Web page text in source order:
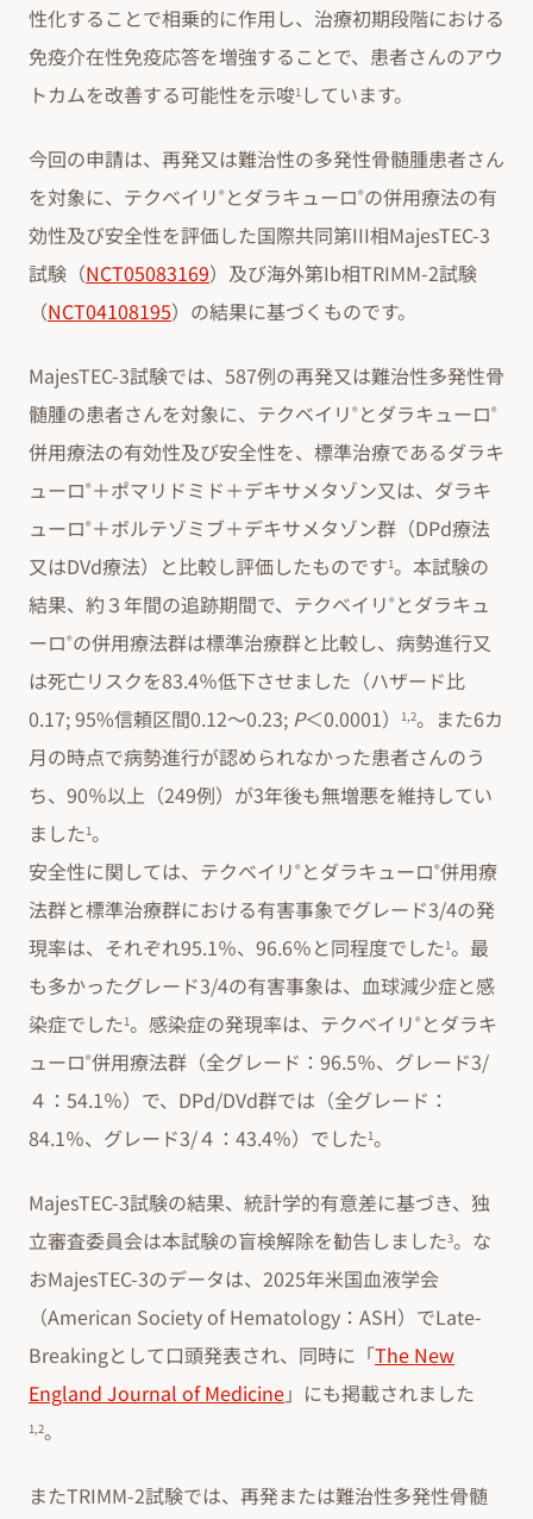
性化することで相乗的に作用し、治療初期段階における
免疫介在性免疫応答を増強することで、患者さんのアウ
トカムを改善する可能性を示唆1 しています。
今回の申請は、再発又は難治性の多発性骨髄腫患者さん
を対象に、テクベイリ ® とダラキューロ®の併用療法の有
効性及び安全性を評価した国際共同第III相MajesTEC-3
試験（NCT05083169）及び海外第Ib相TRIMM-2試験
（NCT04108195）の結果に基づくものです。
MajesTEC-3試験では、587例の再発又は難治性多発性骨
髄腫の患者さんを対象に、テクベイリ ® とダラキューロ®
併用療法の有効性及び安全性を、標準治療であるダラキ
ューロ®＋ポマリドミド＋デキサメタゾン又は、ダラキ
ューロ®＋ボルテゾミブ＋デキサメタゾン群（DPd療法
又はDVd療法）と比較し評価したものです1。本試験の
結果、約３年間の追跡期間で、テクベイリ ® とダラキュ
ーロ®の併用療法群は標準治療群と比較し、病勢進行又
は死亡リスクを83.4％低下させました（ハザード比
0.17; 95%信頼区間0.12～0.23; P＜0.0001） 1,2。また6カ
月の時点で病勢進行が認められなかった患者さんのう
ち、90％以上（249例）が3年後も無増悪を維持してい
ました1。
安全性に関しては、テクベイリ ® とダラキューロ®併用療
法群と標準治療群における有害事象でグレード3/4の発
現率は、それぞれ95.1％、96.6％と同程度でした1。最
も多かったグレード3/4の有害事象は、血球減少症と感
染症でした1。感染症の発現率は、テクベイリ ® とダラキ
ューロ®併用療法群（全グレード：96.5％、グレード3/
４：54.1％）で、DPd/DVd群では（全グレード：
84.1％、グレード3/４：43.4％）でした1。
MajesTEC-3試験の結果、統計学的有意差に基づき、独
立審査委員会は本試験の盲検解除を勧告しました3。な
おMajesTEC-3のデータは、2025年米国血液学会
（American Society of Hematology：ASH）でLate-
Breakingとして口頭発表され、同時に「The New
England Journal of Medicine」にも掲載されました
1,2。
またTRIMM-2試験では、再発または難治性多発性骨髄